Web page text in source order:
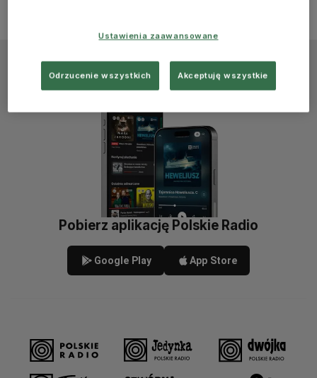
Pobierz aplikację Polskie Radio
Google Play App Store
Ustawienia zaawansowane
Odrzucenie wszystkich Akceptuję wszystkie